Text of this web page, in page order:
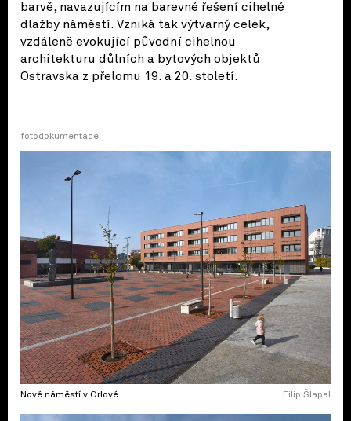
barvě, navazujícím na barevné řešení cihelné
dlažby náměstí. Vzniká tak výtvarný celek,
vzdáleně evokující původní cihelnou
architekturu důlních a bytových objektů
Ostravska z přelomu 19. a 20. století.
fotodokumentace
Nové náměstí v Orlové Filip Šlapal